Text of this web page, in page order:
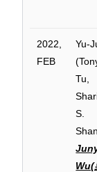
2022,
FEB
Yu-
Tu,
S.
Wu(